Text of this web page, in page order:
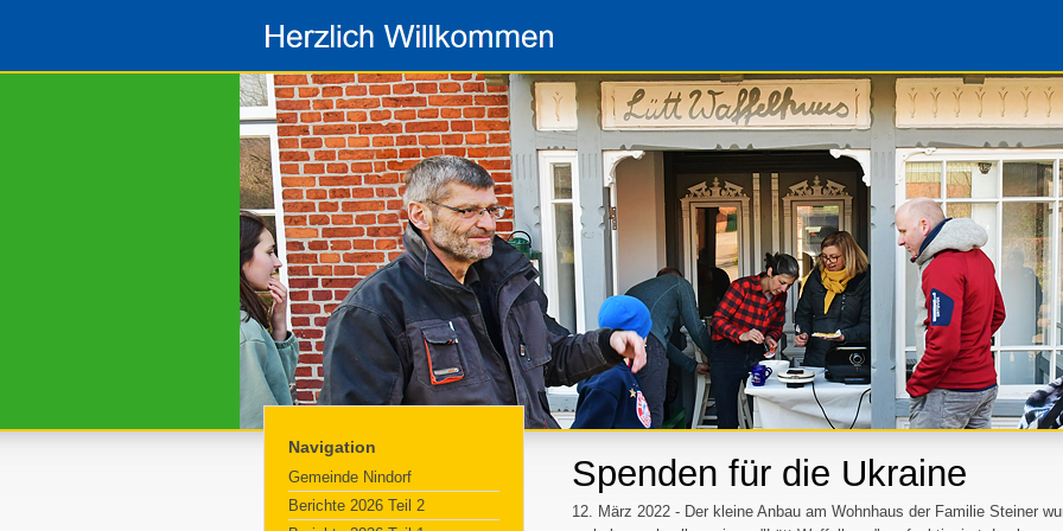
Navigation
Gemeinde Nindorf
Berichte 2026 Teil 2
Spenden für die Ukraine
12. März 2022 - Der kleine Anbau am Wohnhaus der Familie Steiner